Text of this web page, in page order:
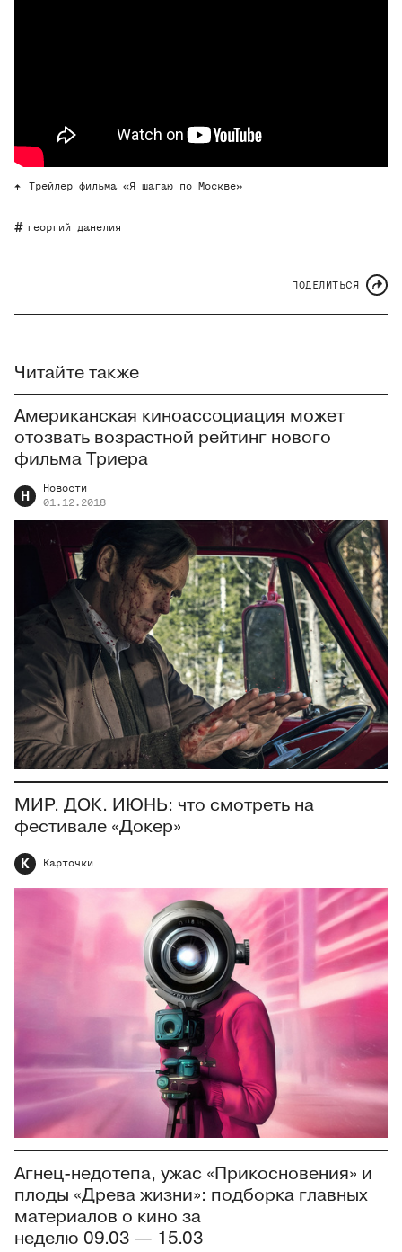
Трейлер фильма «Я шагаю по Москве»
георгий данелия
ПОДЕЛИТЬСЯ
Читайте также
Американская киноассоциация может
отозвать возрастной рейтинг нового
фильма Триера
Н
Новости
01.12.2018
МИР. ДОК. ИЮНЬ: что смотреть на
фестивале «Докер»
К Карточки
Агнец-недотепа, ужас «Прикосновения» и
плоды «Древа жизни»: подборка главных
материалов о кино за
неделю 09.03 — 15.03